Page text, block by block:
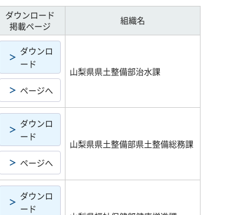
ダウンロード
掲載ページ
組織名
ダウンロ
ード
ページへ
山梨県県土整備部治水課
ダウンロ
ード
ページへ
山梨県県土整備部県土整備総務課
ダウンロ
ード